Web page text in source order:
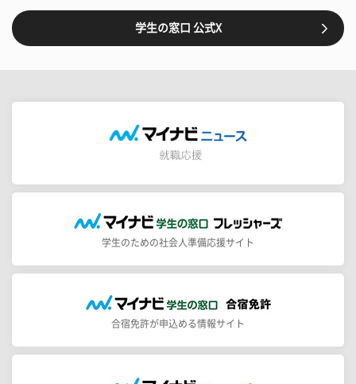
学生の窓口 公式X
学生のための社会人準備応援サイト
合宿免許が申込める情報サイト